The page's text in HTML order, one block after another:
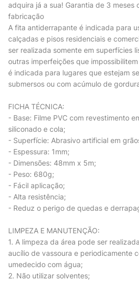
adquira já a sua! Garantia de 3 meses
fabricação
A fita antiderrapante é indicada para
calçadas e pisos residenciais e
ser realizada somente em superfícies
outras imperfeições que
é indicada para lugares que estejam
submersos ou com acúmulo de
FICHA TÉCNICA:
- Base: Filme PVC com revestimento
siliconado e cola;
- Superfície: Abrasivo artificial em
- Espessura: 1mm;
- Dimensões: 48mm x 5m;
- Peso: 680g;
- Fácil aplicação;
- Alta resistência;
- Reduz o perigo de quedas e
LIMPEZA E MANUTENÇÃO:
1. A limpeza da área pode ser
aucílio de vassoura e periodicamente
umedecido com água;
2. Não utilizar solventes;